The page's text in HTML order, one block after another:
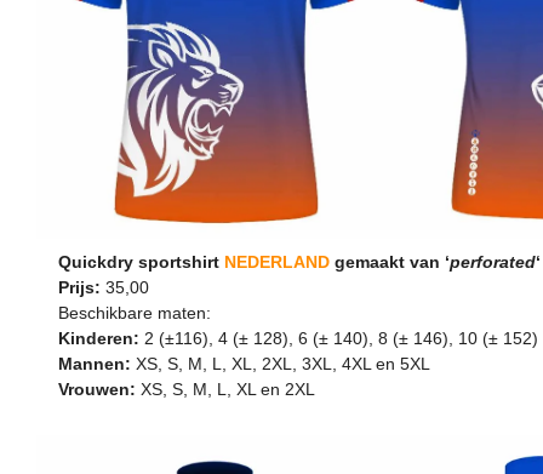
Quickdry sportshirt NEDERLAND gemaakt van ‘perforated
Prijs: 35,00
Beschikbare maten:
Kinderen: 2 (±116), 4 (± 128), 6 (± 140), 8 (± 146), 10 (±
Mannen: XS, S, M, L, XL, 2XL, 3XL, 4XL en 5XL
Vrouwen: XS, S, M, L, XL en 2XL